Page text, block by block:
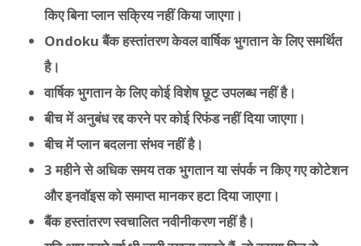
किए बिना प्लान सक्रिय नहीं किया जाएगा।
Ondoku बैंक हस्तांतरण केवल वार्षिक भुगतान के लिए समर्थित
है।
वार्षिक भुगतान के लिए कोई विशेष छूट उपलब्ध नहीं है।
बीच में अनुबंध रद्द करने पर कोई रिफंड नहीं दिया जाएगा।
बीच में प्लान बदलना संभव नहीं है।
3 महीने से अधिक समय तक भुगतान या संपर्क न किए गए कोटेशन
और इनवॉइस को समाप्त मानकर हटा दिया जाएगा।
बैंक हस्तांतरण स्वचालित नवीनीकरण नहीं है।